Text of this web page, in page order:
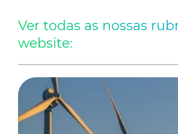
Ver todas as nossas
website: